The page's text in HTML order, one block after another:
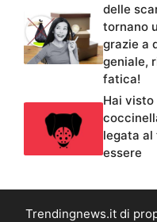
delle
tornano
grazie a
geniale,
fatica!
Hai visto
legata al
essere
Trendingnews.it di